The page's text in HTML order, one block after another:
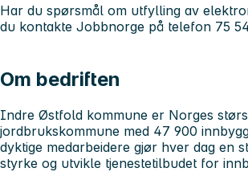
Har du spørsmål om utfylling av
du kontakte Jobbnorge på telefon 75
Om bedriften
Indre Østfold kommune er Norges
jordbrukskommune med 47 900
dyktige medarbeidere gjør hver dag en
styrke og utvikle tjenestetilbudet for